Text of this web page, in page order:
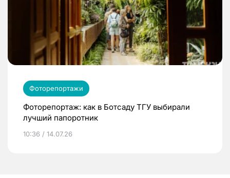
Фоторепортажи
Фоторепортаж: как в Ботсаду ТГУ выбирали
лучший папоротник
10:36 / 14.07.26